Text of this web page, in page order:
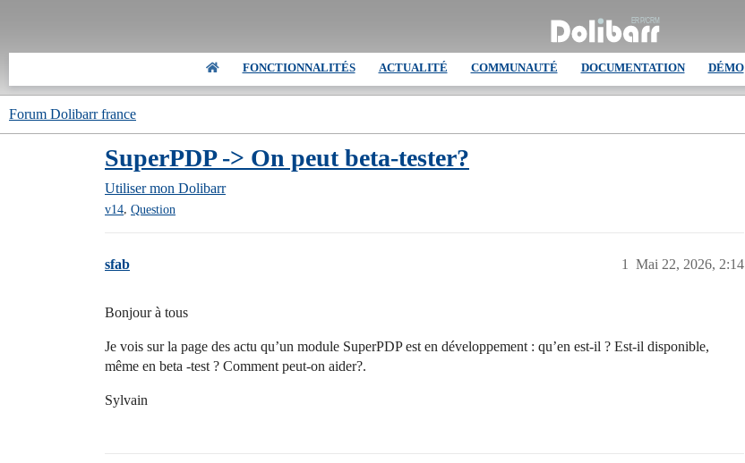
FONCTIONNALITÉS ACTUALITÉ COMMUNAUTÉ DOCUMENTATION DÉMO
Forum Dolibarr france
SuperPDP -> On peut beta-tester?
Utiliser mon Dolibarr
v14, Question
sfab Mai 22, 2026, 2:14
1
Bonjour à tous
Je vois sur la page des actu qu’un module SuperPDP est en développement : qu’en est-il ? Est-il disponible,
même en beta -test ? Comment peut-on aider?.
Sylvain